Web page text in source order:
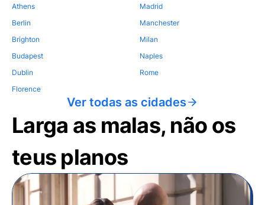
Athens
Berlin
Brighton
Budapest
Dublin
Florence
Madrid
Manchester
Milan
Naples
Rome
Ver todas as cidades
Larga as malas, não os
teus planos